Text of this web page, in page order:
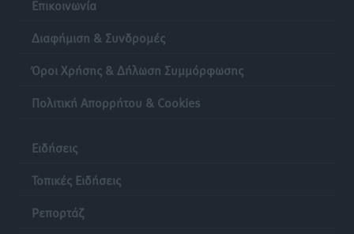
Επικοινωνία
Διαφήμιση & Συνδρομές
Όροι Χρήσης & Δήλωση Συμμόρφωσης
Πολιτική Απορρήτου & Cookies
Ειδήσεις
Τοπικές Ειδήσεις
Ρεπορτάζ